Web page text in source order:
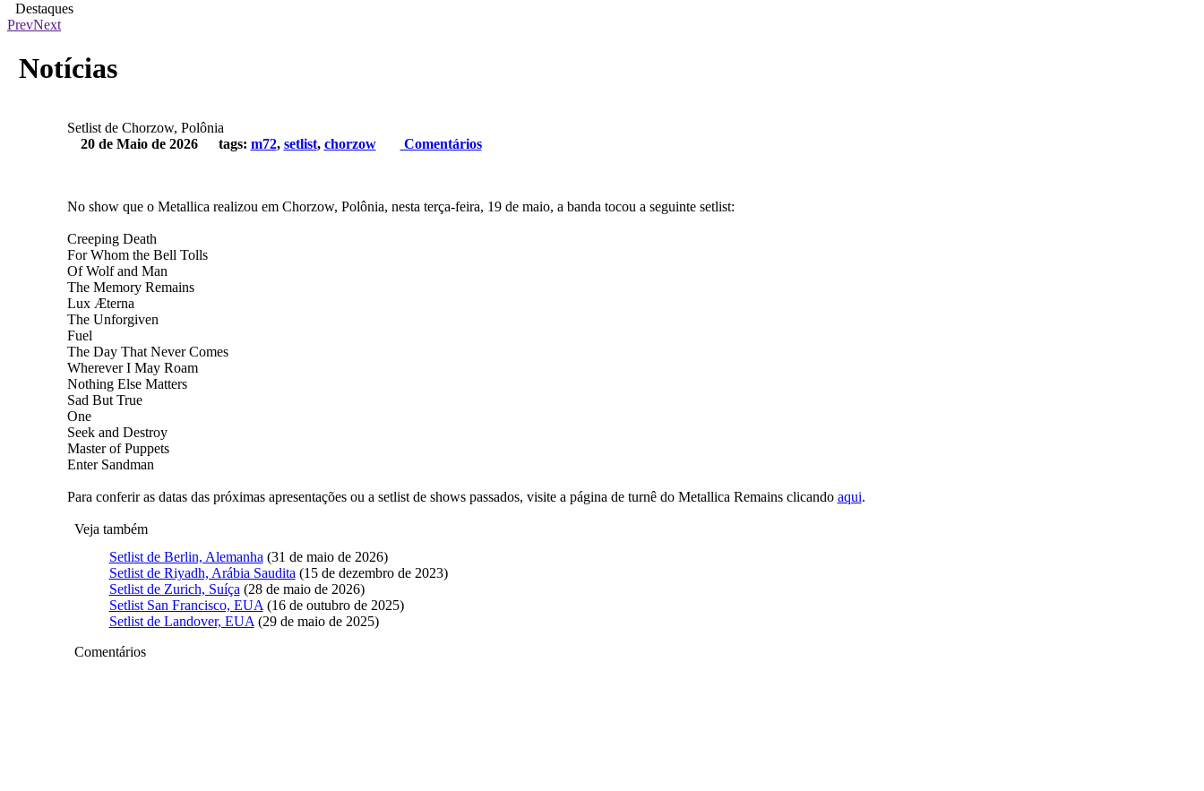
Destaques
PrevNext
Notícias
Setlist de Chorzow, Polônia
20 de Maio de 2026
tags: m72, setlist, chorzow Comentários
No show que o Metallica realizou em Chorzow, Polônia, nesta terça-feira, 19 de maio, a banda tocou a seguinte setlist:
Creeping Death
For Whom the Bell Tolls
Of Wolf and Man
The Memory Remains
Lux Æterna
The Unforgiven
Fuel
The Day That Never Comes
Wherever I May Roam
Nothing Else Matters
Sad But True
One
Seek and Destroy
Master of Puppets
Enter Sandman
Para conferir as datas das próximas apresentações ou a setlist de shows passados, visite a página de turnê do Metallica Remains clicando aqui.
Veja também
Setlist de Berlin, Alemanha (31 de maio de 2026)
Setlist de Riyadh, Arábia Saudita (15 de dezembro de 2023)
Setlist de Zurich, Suíça (28 de maio de 2026)
Setlist San Francisco, EUA (16 de outubro de 2025)
Setlist de Landover, EUA (29 de maio de 2025)
Comentários